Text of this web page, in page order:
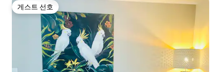
게스트 선호
게스트 선호